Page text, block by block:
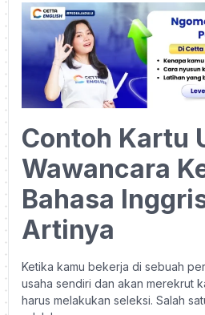
Contoh Kartu
Wawancara
Bahasa
Artinya
Ketika kamu bekerja di sebuah
usaha sendiri dan akan merekrut
harus melakukan seleksi. Salah